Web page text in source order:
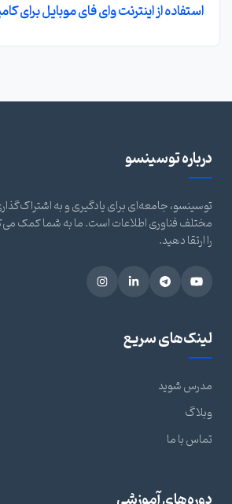
استفاده از اینترنت وای فای موبایل برای
درباره توسینسو
توسینسو، جامعه‌ای برای یادگیری و به
مختلف فناوری اطلاعات است. ما به شما کمک
را ارتقا دهید.
لینک‌های سریع
مدرس شوید
وبلاگ
تماس با ما